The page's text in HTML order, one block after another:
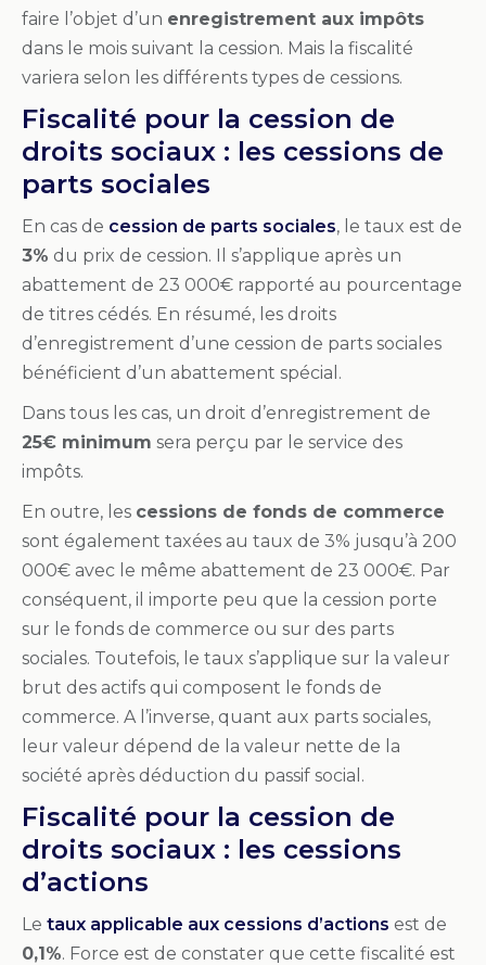
faire l’objet d’un enregistrement aux impôts
dans le mois suivant la cession. Mais la fiscalité
variera selon les différents types de cessions.
Fiscalité pour la cession de
droits sociaux : les cessions de
parts sociales
En cas de cession de parts sociales, le taux est de
3% du prix de cession. Il s’applique après un
abattement de 23 000€ rapporté au pourcentage
de titres cédés. En résumé, les droits
d’enregistrement d’une cession de parts sociales
bénéficient d’un abattement spécial.
Dans tous les cas, un droit d’enregistrement de
25€ minimum sera perçu par le service des
impôts.
En outre, les cessions de fonds de commerce
sont également taxées au taux de 3% jusqu’à 200
000€ avec le même abattement de 23 000€. Par
conséquent, il importe peu que la cession porte
sur le fonds de commerce ou sur des parts
sociales. Toutefois, le taux s’applique sur la valeur
brut des actifs qui composent le fonds de
commerce. A l’inverse, quant aux parts sociales,
leur valeur dépend de la valeur nette de la
société après déduction du passif social.
Fiscalité pour la cession de
droits sociaux : les cessions
d’actions
Le taux applicable aux cessions d’actions est de
0,1%. Force est de constater que cette fiscalité est